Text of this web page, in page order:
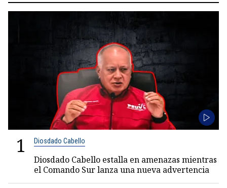
1 Diosdado Cabello
Diosdado Cabello estalla en amenazas mientras
el Comando Sur lanza una nueva advertencia